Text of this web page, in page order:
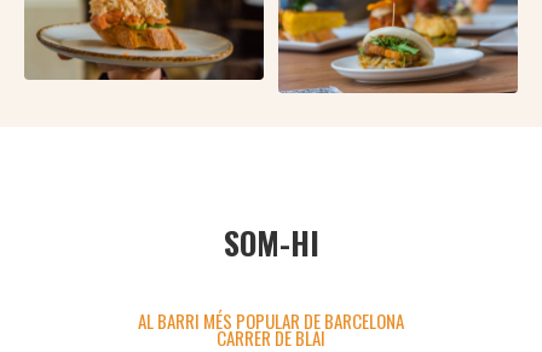
SOM-HI
AL BARRI MÉS POPULAR DE BARCELONA
CARRER DE BLAI